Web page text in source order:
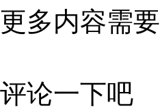
更多内容需要
评论一下吧